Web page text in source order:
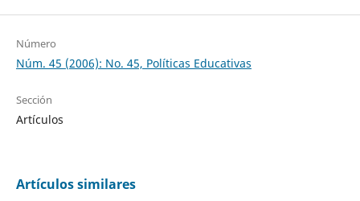
Número
Núm. 45 (2006): No. 45, Políticas Educativas
Sección
Artículos
Artículos similares